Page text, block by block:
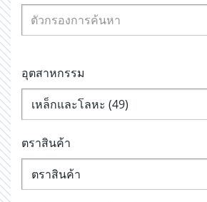
อุตสาหกรรม
เหล็กและโลหะ (49)
ตราสินค้า
ตราสินค้า